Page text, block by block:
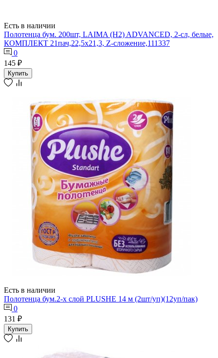
Есть в наличии
Полотенца бум. 200шт, LAIMA (H2) ADVANCED, 2-сл, белые,
КОМПЛЕКТ 21пач,22,5х21,3, Z-сложение,111337
0
145 ₽
Купить
Есть в наличии
Полотенца бум.2-х слой PLUSHE 14 м (2шт/уп)(12уп/пак)
0
131 ₽
Купить